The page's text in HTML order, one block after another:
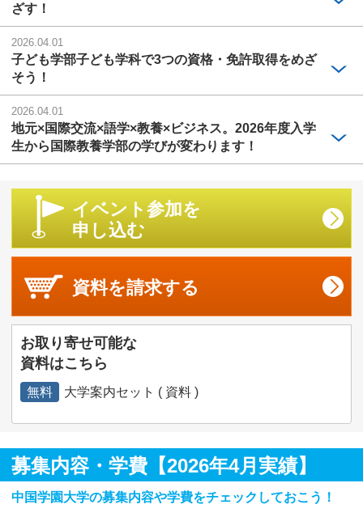
ざす！
2026.04.01
子ども学部子ども学科で3つの資格・免許取得をめざ
そう！
2026.04.01
地元×国際交流×語学×教養×ビジネス。2026年度入学
生から国際教養学部の学びが変わります！
イベント参加を
申し込む
資料を請求する
お取り寄せ可能な
資料はこちら
無料 大学案内セット ( 資料 )
募集内容・学費【2026年4月実績】
中国学園大学の募集内容や学費をチェックしておこう！